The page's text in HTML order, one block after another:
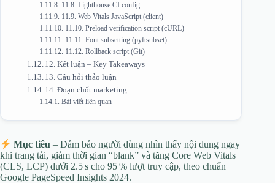
11.8. Lighthouse CI config
11.9. Web Vitals JavaScript (client)
11.10. Preload verification script (cURL)
11.11. Font subsetting (pyftsubset)
11.12. Rollback script (Git)
12. Kết luận – Key Takeaways
13. Câu hỏi thảo luận
14. Đoạn chốt marketing
Bài viết liên quan
Mục tiêu – Đảm bảo người dùng nhìn thấy nội dung ngay
khi trang tải, giảm thời gian “blank” và tăng Core Web Vitals
(CLS, LCP) dưới 2.5 s cho 95 % lượt truy cập, theo chuẩn
Google PageSpeed Insights 2024.